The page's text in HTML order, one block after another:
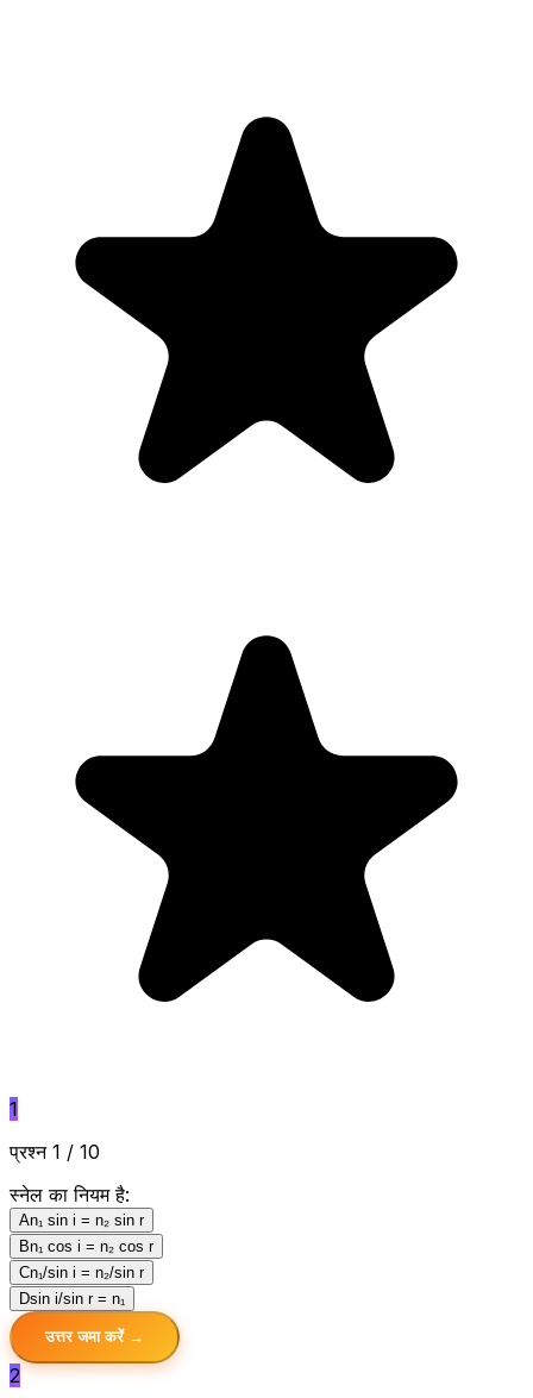
1
प्रश्न 1 / 10
स्नेल का नियम है:
An₁ sin i = n₂ sin r
Bn₁ cos i = n₂ cos r
Cn₁/sin i = n₂/sin r
Dsin i/sin r = n₁
उत्तर जमा करें →
2